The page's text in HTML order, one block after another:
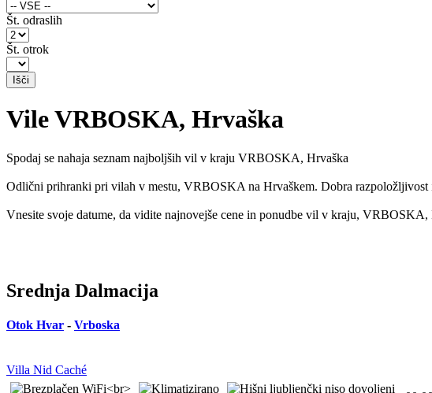
Št. odraslih
Št. otrok
Vile VRBOSKA, Hrvaška
Spodaj se nahaja seznam najboljših vil v kraju VRBOSKA, Hrvaška
Odlični prihranki pri vilah v mestu, VRBOSKA na Hrvaškem. Dobra
Vnesite svoje datume, da vidite najnovejše cene in ponudbe vil v kraju,
Srednja Dalmacija
Otok Hvar - Vrboska
Villa Nid Caché